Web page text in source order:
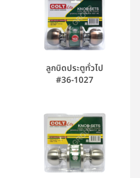
ลูกบิดประตูทั่วไป
#36-1027